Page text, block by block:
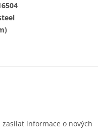
informace o nových